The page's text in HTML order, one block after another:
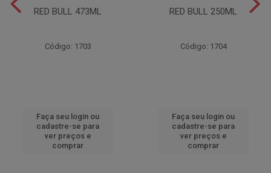
RED BULL 473ML
Código: 1703
Faça seu login ou
cadastre-se para
ver preços e
comprar
RED BULL 250ML
Código: 1704
Faça seu login ou
cadastre-se para
ver preços e
comprar